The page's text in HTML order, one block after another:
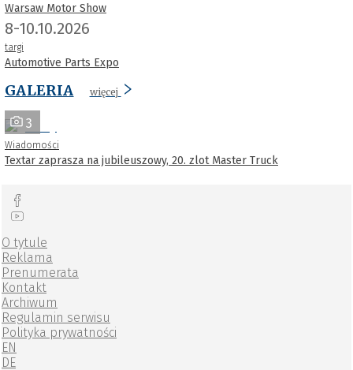
Warsaw Motor Show
8-10.10.2026
targi
Automotive Parts Expo
GALERIA więcej
3
Wiadomości
Textar zaprasza na jubileuszowy, 20. zlot Master Truck
O tytule
Reklama
Prenumerata
Kontakt
Archiwum
Regulamin serwisu
Polityka prywatności
EN
DE